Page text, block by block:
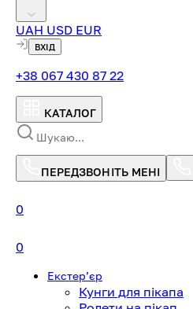
UAH USD EUR
ВХІД
+38 067 430 87 22
КАТАЛОГ
ПЕРЕДЗВОНІТЬ МЕНІ
0
0
Екстерʼєр
Кунги для пікапа